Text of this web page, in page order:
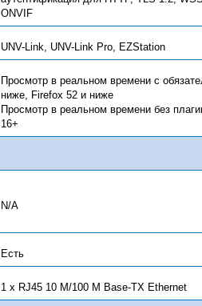
ONVIF
UNV-Link, UNV-Link Pro, EZStation
Просмотр в реальном времени с
ниже, Firefox 52 и ниже
Просмотр в реальном времени без
16+
N/A
Есть
1 x RJ45 10 М/100 М Base-TX Ethernet